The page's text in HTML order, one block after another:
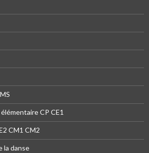
CP CE1
CM1 CM2
la danse